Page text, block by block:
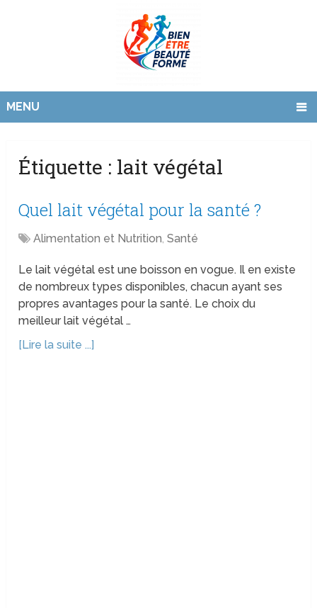
MENU
Étiquette : lait végétal
Quel lait végétal pour la santé ?
Alimentation et Nutrition,Santé
Le lait végétal est une boisson en vogue. Il en existe
de nombreux types disponibles, chacun ayant ses
propres avantages pour la santé. Le choix du
meilleur lait végétal …
[Lire la suite ...]